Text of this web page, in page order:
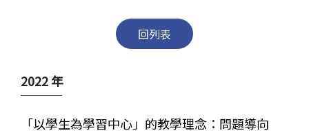
回列表
2022 年
「以學生為學習中心」的教學理念：問題導向